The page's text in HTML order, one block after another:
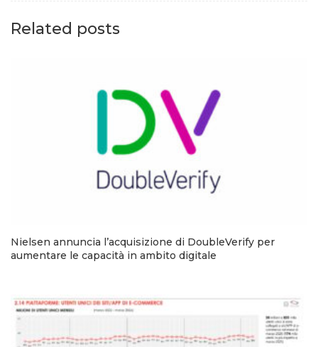
Related posts
Nielsen annuncia l’acquisizione di DoubleVerify per
aumentare le capacità in ambito digitale